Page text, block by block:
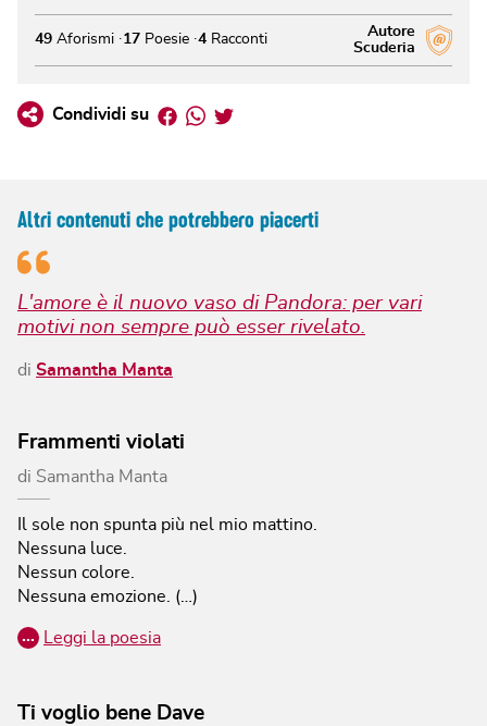
Autore
Scuderia
49 Aforismi 17 Poesie 4 Racconti
Condividi su Facebook
Whatsapp
Twitter
Altri contenuti che potrebbero piacerti
L'amore è il nuovo vaso di Pandora: per vari
motivi non sempre può esser rivelato.
di Samantha Manta
Frammenti violati
di Samantha Manta
Il sole non spunta più nel mio mattino.
Nessuna luce.
Nessun colore.
Nessuna emozione. (…)
… Leggi la poesia
Ti voglio bene Dave